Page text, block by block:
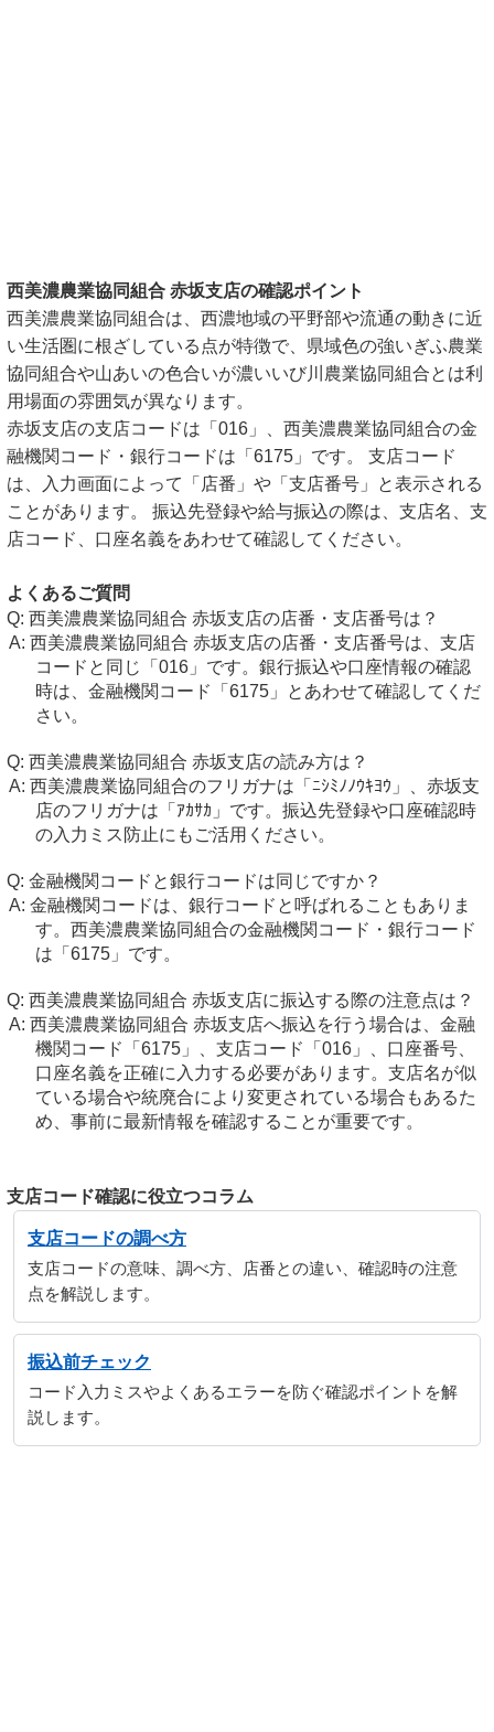
西美濃農業協同組合 赤坂支店の確認ポイント
西美濃農業協同組合は、西濃地域の平野部や流通の動きに近
い生活圏に根ざしている点が特徴で、県域色の強いぎふ農業
協同組合や山あいの色合いが濃いいび川農業協同組合とは利
用場面の雰囲気が異なります。
赤坂支店の支店コードは「016」、西美濃農業協同組合の金
融機関コード・銀行コードは「6175」です。 支店コード
は、入力画面によって「店番」や「支店番号」と表示される
ことがあります。 振込先登録や給与振込の際は、支店名、支
店コード、口座名義をあわせて確認してください。
よくあるご質問
西美濃農業協同組合 赤坂支店の店番・支店番号は？
西美濃農業協同組合 赤坂支店の店番・支店番号は、支店
コードと同じ「016」です。銀行振込や口座情報の確認
時は、金融機関コード「6175」とあわせて確認してくだ
さい。
西美濃農業協同組合 赤坂支店の読み方は？
西美濃農業協同組合のフリガナは「ﾆｼﾐﾉﾉｳｷﾖｳ」、赤坂支
店のフリガナは「ｱｶｻｶ」です。振込先登録や口座確認時
の入力ミス防止にもご活用ください。
金融機関コードと銀行コードは同じですか？
金融機関コードは、銀行コードと呼ばれることもありま
す。西美濃農業協同組合の金融機関コード・銀行コード
は「6175」です。
西美濃農業協同組合 赤坂支店に振込する際の注意点は？
西美濃農業協同組合 赤坂支店へ振込を行う場合は、金融
機関コード「6175」、支店コード「016」、口座番号、
口座名義を正確に入力する必要があります。支店名が似
ている場合や統廃合により変更されている場合もあるた
め、事前に最新情報を確認することが重要です。
支店コード確認に役立つコラム
支店コードの調べ方
支店コードの意味、調べ方、店番との違い、確認時の注意
点を解説します。
振込前チェック
コード入力ミスやよくあるエラーを防ぐ確認ポイントを解
説します。